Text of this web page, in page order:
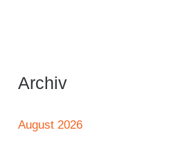
Archiv
August 2026